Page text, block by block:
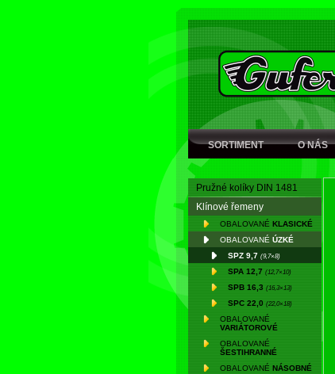
SORTIMENT O NÁS
Pružné kolíky DIN 1481
Klínové řemeny
OBALOVANÉ KLASICKÉ
OBALOVANÉ ÚZKÉ
SPZ 9,7 (9,7×8)
SPA 12,7 (12,7×10)
SPB 16,3 (16,3×13)
SPC 22,0 (22,0×18)
OBALOVANÉ
VARIÁTOROVÉ
OBALOVANÉ
ŠESTIHRANNÉ
OBALOVANÉ NÁSOBNÉ